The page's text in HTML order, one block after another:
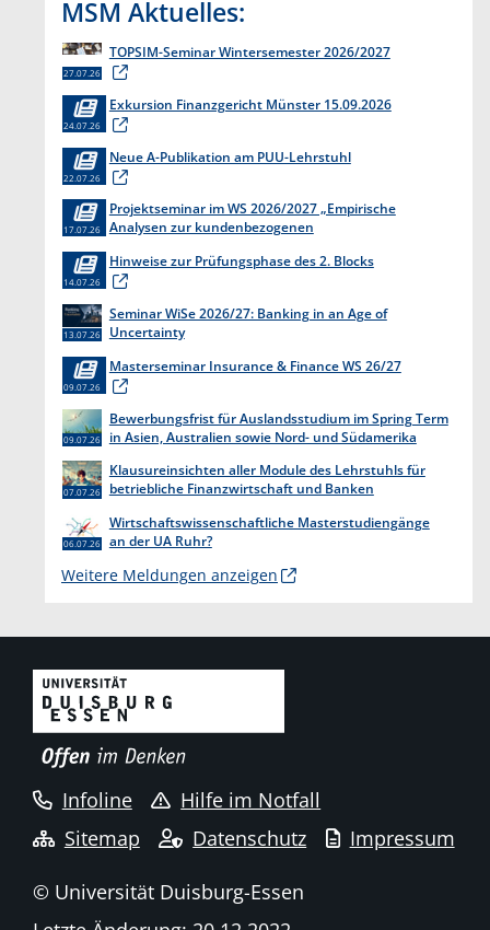
MSM Aktuelles:
TOPSIM-Seminar Wintersemester 2026/2027
27.07.26
Exkursion Finanzgericht Münster 15.09.2026
24.07.26
Neue A-Publikation am PUU-Lehrstuhl
22.07.26
Projektseminar im WS 2026/2027 „Empirische
Analysen zur kundenbezogenen
17.07.26
Hinweise zur Prüfungsphase des 2. Blocks
14.07.26
Seminar WiSe 2026/27: Banking in an Age of
Uncertainty
13.07.26
Masterseminar Insurance & Finance WS 26/27
09.07.26
Bewerbungsfrist für Auslandsstudium im Spring Term
in Asien, Australien sowie Nord- und Südamerika
09.07.26
Klausureinsichten aller Module des Lehrstuhls für
betriebliche Finanzwirtschaft und Banken
07.07.26
Wirtschaftswissenschaftliche Masterstudiengänge
an der UA Ruhr?
06.07.26
Weitere Meldungen anzeigen
Infoline
Hilfe im Notfall
Sitemap
Datenschutz Impressum
© Universität Duisburg-Essen